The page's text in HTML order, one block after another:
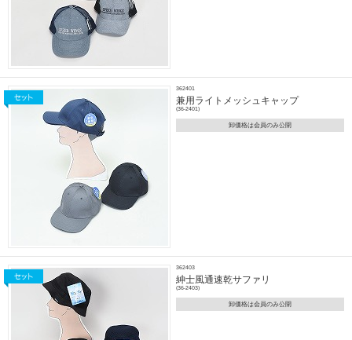
362401
兼用ライトメッシュキャップ
(36-2401)
卸価格は会員のみ公開
362403
紳士風通速乾サファリ
(36-2403)
卸価格は会員のみ公開